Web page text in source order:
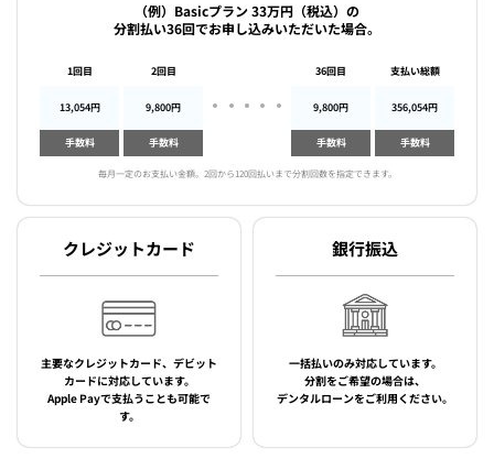
（例）Basicプラン 33万円（税込）の
分割払い36回でお申し込みいただいた場合。
1回目
13,054円
手数料
2回目
9,800円
手数料
36回目
9,800円
手数料
支払い総額
356,054円
手数料
毎月一定のお支払い金額。2回から120回払いまで分割回数を指定できます。
クレジットカード
主要なクレジットカード、デビット
カードに対応しています。
Apple Payで支払うことも可能で
す。
銀行振込
一括払いのみ対応しています。
分割をご希望の場合は、
デンタルローンをご利用ください。